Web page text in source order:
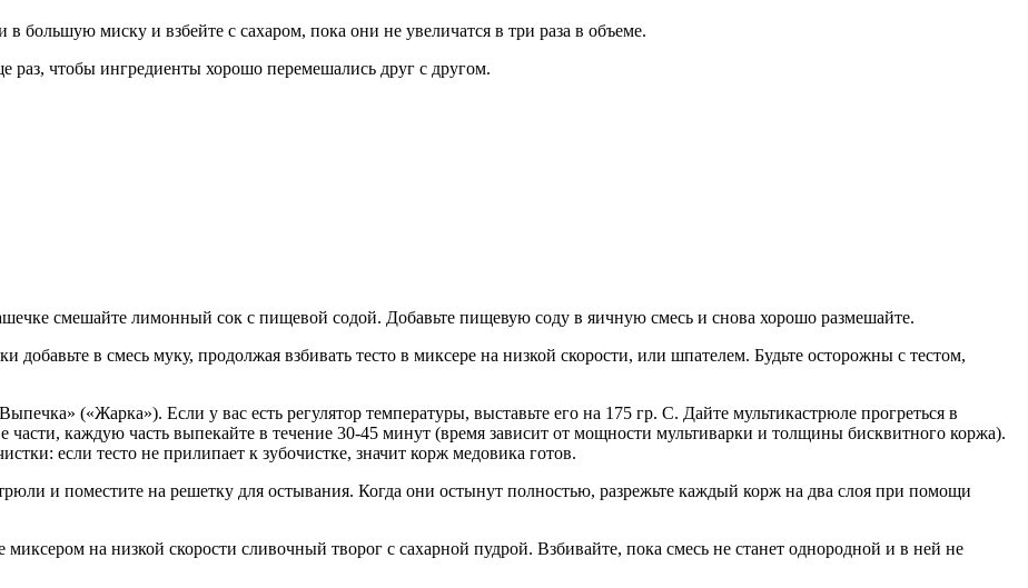
большую миску и взбейте с сахаром, пока они не увеличатся в три раза в объеме.
раз, чтобы ингредиенты хорошо перемешались друг с другом.
смешайте лимонный сок с пищевой содой. Добавьте пищевую соду в яичную смесь и снова хорошо размешайте.
добавьте в смесь муку, продолжая взбивать тесто в миксере на низкой скорости, или шпателем. Будьте осторожны с тестом,
(«Жарка»). Если у вас есть регулятор температуры, выставьте его на 175 гр. C. Дайте мультикастрюле прогреться в
части, каждую часть выпекайте в течение 30-45 минут (время зависит от мощности мультиварки и толщины бисквитного коржа).
если тесто не прилипает к зубочистке, значит корж медовика готов.
и поместите на решетку для остывания. Когда они остынут полностью, разрежьте каждый корж на два слоя при помощи
на низкой скорости сливочный творог с сахарной пудрой. Взбивайте, пока смесь не станет однородной и в ней не